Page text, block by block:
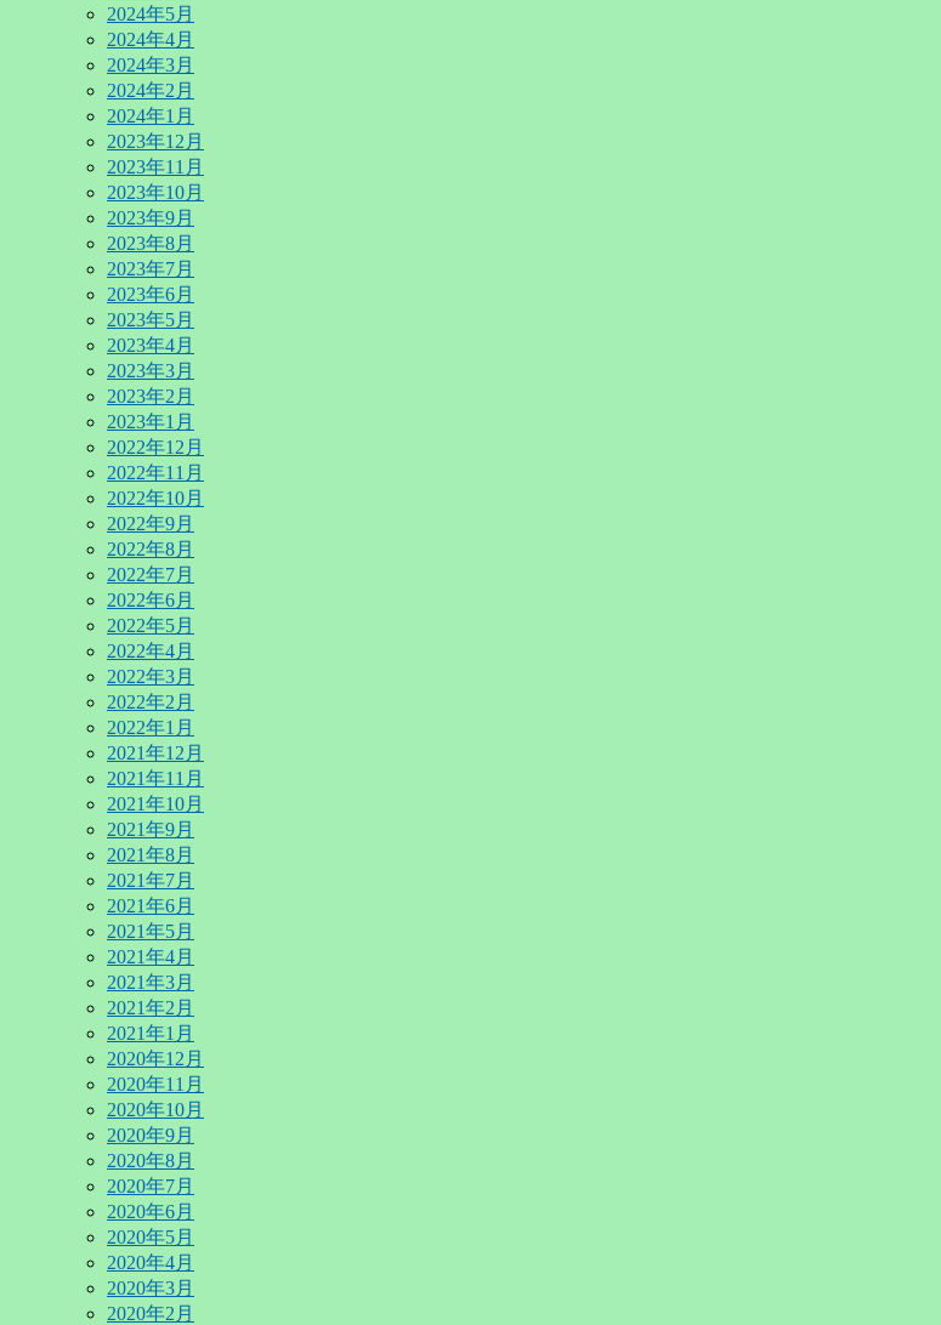
2024年5月
2024年4月
2024年3月
2024年2月
2024年1月
2023年12月
2023年11月
2023年10月
2023年9月
2023年8月
2023年7月
2023年6月
2023年5月
2023年4月
2023年3月
2023年2月
2023年1月
2022年12月
2022年11月
2022年10月
2022年9月
2022年8月
2022年7月
2022年6月
2022年5月
2022年4月
2022年3月
2022年2月
2022年1月
2021年12月
2021年11月
2021年10月
2021年9月
2021年8月
2021年7月
2021年6月
2021年5月
2021年4月
2021年3月
2021年2月
2021年1月
2020年12月
2020年11月
2020年10月
2020年9月
2020年8月
2020年7月
2020年6月
2020年5月
2020年4月
2020年3月
2020年2月